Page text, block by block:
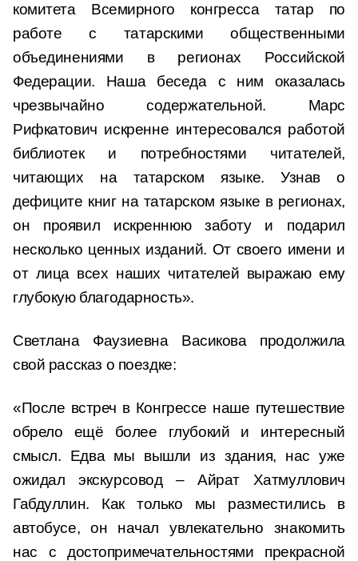
комитета Всемирного конгресса татар по
работе с татарскими общественными
объединениями в регионах Российской
Федерации. Наша беседа с ним оказалась
чрезвычайно содержательной. Марс
Рифкатович искренне интересовался работой
библиотек и потребностями читателей,
читающих на татарском языке. Узнав о
дефиците книг на татарском языке в регионах,
он проявил искреннюю заботу и подарил
несколько ценных изданий. От своего имени и
от лица всех наших читателей выражаю ему
глубокую благодарность».
Светлана Фаузиевна Васикова продолжила
свой рассказ о поездке:
«После встреч в Конгрессе наше путешествие
обрело ещё более глубокий и интересный
смысл. Едва мы вышли из здания, нас уже
ожидал экскурсовод – Айрат Хатмуллович
Габдуллин. Как только мы разместились в
автобусе, он начал увлекательно знакомить
нас с достопримечательностями прекрасной